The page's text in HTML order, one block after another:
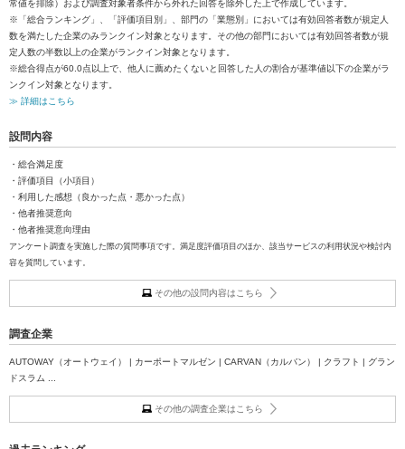
常値を排除）および調査対象者条件から外れた回答を除外した上で作成しています。
※「総合ランキング」、「評価項目別」、部門の「業態別」においては有効回答者数が規定人
数を満たした企業のみランクイン対象となります。その他の部門においては有効回答者数が規
定人数の半数以上の企業がランクイン対象となります。
※総合得点が60.0点以上で、他人に薦めたくないと回答した人の割合が基準値以下の企業がラ
ンクイン対象となります。
≫ 詳細はこちら
設問内容
・総合満足度
・評価項目（小項目）
・利用した感想（良かった点・悪かった点）
・他者推奨意向
・他者推奨意向理由
アンケート調査を実施した際の質問事項です。満足度評価項目のほか、該当サービスの利用状況や検討内
容を質問しています。
その他の設問内容はこちら
調査企業
AUTOWAY（オートウェイ） | カーポートマルゼン | CARVAN（カルバン） | クラフト | グラン
ドスラム ...
その他の調査企業はこちら